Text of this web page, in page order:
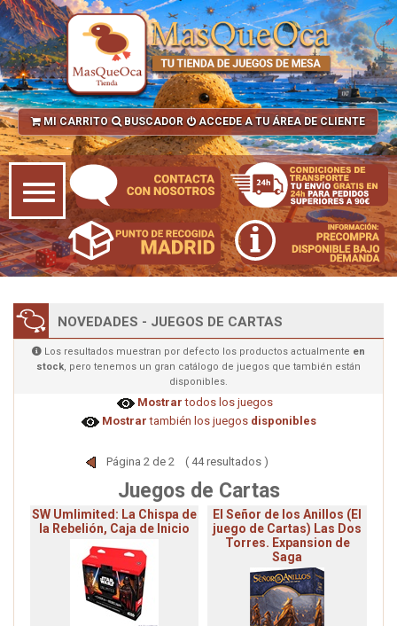
MI CARRITO BUSCADOR ACCEDE A TU ÁREA DE CLIENTE
NOVEDADES - JUEGOS DE CARTAS
Los resultados muestran por defecto los productos actualmente en
stock, pero tenemos un gran catálogo de juegos que también están
disponibles.
Mostrar todos los juegos
Mostrar también los juegos disponibles
Página 2 de 2 ( 44 resultados )
Juegos de Cartas
SW Umlimited: La Chispa de
la Rebelión, Caja de Inicio
El Señor de los Anillos (El
juego de Cartas) Las Dos
Torres. Expansion de
Saga